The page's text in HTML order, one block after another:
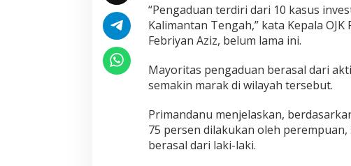
“Pengaduan terdiri dari 10 kasus
Kalimantan Tengah,” kata Kepala
Febriyan Aziz, belum lama ini.
Mayoritas pengaduan berasal dari
semakin marak di wilayah tersebut.
Primandanu menjelaskan,
75 persen dilakukan oleh
berasal dari laki-laki.